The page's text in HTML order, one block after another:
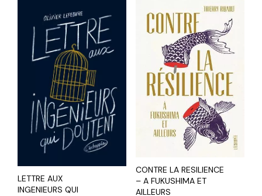
LETTRE AUX
INGENIEURS QUI
CONTRE LA RESILIENCE
– A FUKUSHIMA ET
AILLEURS